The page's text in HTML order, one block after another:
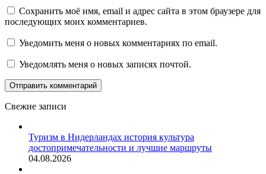
Сохранить моё имя, email и адрес сайта в этом браузере для
последующих моих комментариев.
Уведомить меня о новых комментариях по email.
Уведомлять меня о новых записях почтой.
Свежие записи
Туризм в Нидерландах история культура
достопримечательности и лучшие маршруты
04.08.2026